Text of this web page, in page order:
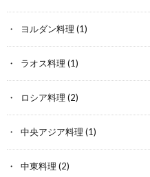
ヨルダン料理 (1)
ラオス料理 (1)
ロシア料理 (2)
中央アジア料理 (1)
中東料理 (2)